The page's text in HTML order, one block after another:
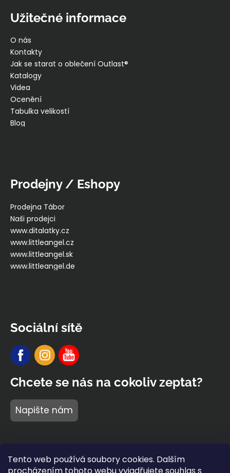
Tento web používá soubory cookies. Dalším
Užitečné informace
O nás
Kontakty
Jak se starat o oblečení Outlast®
Katalogy
Videa
Ocenění
Tabulka velikostí
Blog
Prodejny / Eshopy
Prodejna Tábor
Naši prodejci
www.ditalatky.cz
www.littleangel.cz
www.littleangel.sk
www.littleangel.de
Sociální sítě
Chcete se nás na cokoliv zeptat?
Napište nám